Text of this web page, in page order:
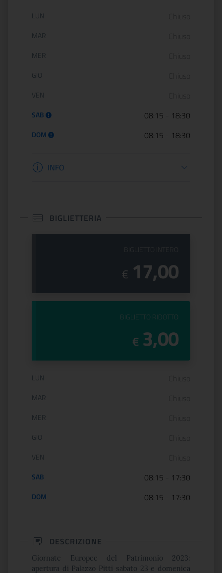
Orario di apertura:
LUN
MAR
MER
GIO
VEN
SAB 08:15 18:30
DOM 08:15 18:30
Informazioni apertura
INFO
BIGLIETTERIA
€ 17,00
PREZZO DEL
BIGLIETTO RIDOTTO
€ 3,00
Orario di apertura:
LUN
MAR
MER
GIO
VEN
SAB 08:15 17:30
DOM 08:15 17:30
DESCRIZIONE
Giornate Europee del Patrimonio 2023:
apertura di Palazzo Pitti sabato 23 e domenica